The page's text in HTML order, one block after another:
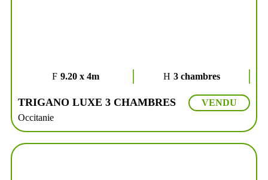
9.20 x 4m 3 chambres
TRIGANO LUXE 3 CHAMBRES
Occitanie
VENDU